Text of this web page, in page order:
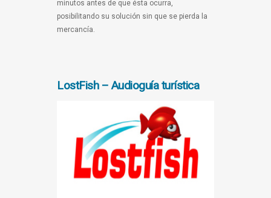
minutos antes de que ésta ocurra,
posibilitando su solución sin que se pierda la
mercancía.
LostFish – Audioguía turística